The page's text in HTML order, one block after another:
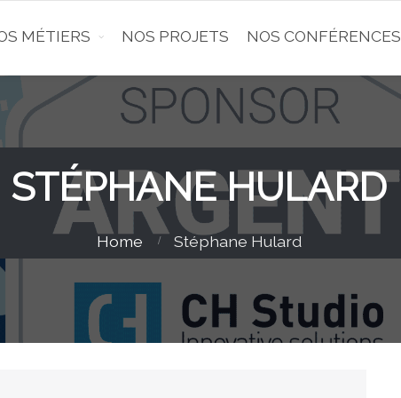
MÉTIERS NOS PROJETS NOS CONFÉRENCES
STÉPHANE HULARD
Home Stéphane Hulard